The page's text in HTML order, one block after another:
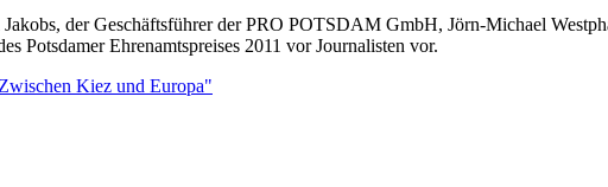
der Geschäftsführer der PRO POTSDAM GmbH, Jörn-Michael
Potsdamer Ehrenamtspreises 2011 vor Journalisten vor.
Kiez und Europa"